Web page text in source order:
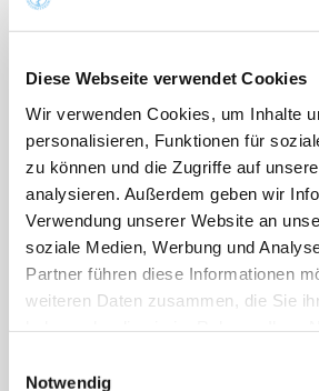
Diese Webseite verwendet Cookies
Wir verwenden Cookies, um Inhalte
personalisieren, Funktionen für
zu können und die Zugriffe auf
analysieren. Außerdem geben wir
Verwendung unserer Website an
soziale Medien, Werbung und
Partner führen diese Informationen
weiteren Daten zusammen, die Sie
Cookies, wenn Sie unsere Webseite
Notwendig
Geriatrisches Basis-Assessment –
Geriatrisches Basis-Assessment –
Geriatrisches Basis-Assessment –
Geriatrisches Basis-Assessment –
Geriatrisches Basis-Assessment –
Inanspruchnahme